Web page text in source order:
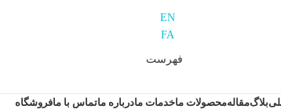
EN
FA
فهرست
بلاگمقالهمحصولات ماخدمات مادرباره ماتماس با مافروشگاه